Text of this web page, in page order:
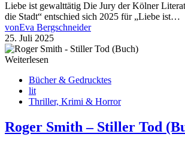
Liebe ist gewalttätig Die Jury der Kölner
die Stadt“ entschied sich 2025 für „Liebe ist…
vonEva Bergschneider
25. Juli 2025
Weiterlesen
Bücher & Gedrucktes
lit
Thriller, Krimi & Horror
Roger Smith – Stiller Tod